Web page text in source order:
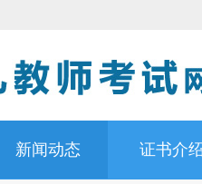
新闻动态 证书介